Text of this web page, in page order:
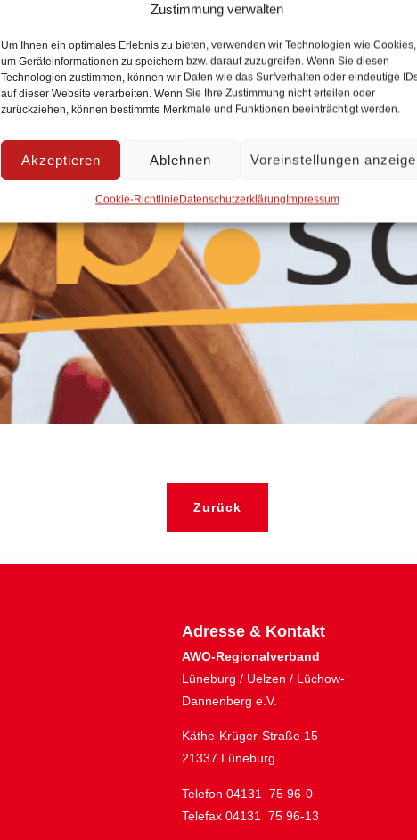
Zustimmung verwalten
Um Ihnen ein optimales Erlebnis zu bieten, verwenden wir Technologien wie Cookies,
um Geräteinformationen zu speichern bzw. darauf zuzugreifen. Wenn Sie diesen
Technologien zustimmen, können wir Daten wie das Surfverhalten oder eindeutige
auf dieser Website verarbeiten. Wenn Sie Ihre Zustimmung nicht erteilen oder
zurückziehen, können bestimmte Merkmale und Funktionen beeinträchtigt werden.
Akzeptieren Ablehnen Voreinstellungen
Cookie-RichtlinieDatenschutzerklärungImpressum
Zurück
Adresse & Kontakt
AWO-Regionalverband
Lüneburg / Uelzen / Lüchow-
Dannenberg e.V.
Käthe-Krüger-Straße 15
21337 Lüneburg
Telefon 04131 75 96-0
Telefax 04131 75 96-13